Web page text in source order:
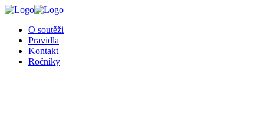
O soutěži
Pravidla
Kontakt
Ročníky